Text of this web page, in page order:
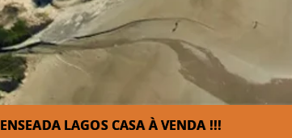
ENSEADA LAGOS CASA À VENDA !!!